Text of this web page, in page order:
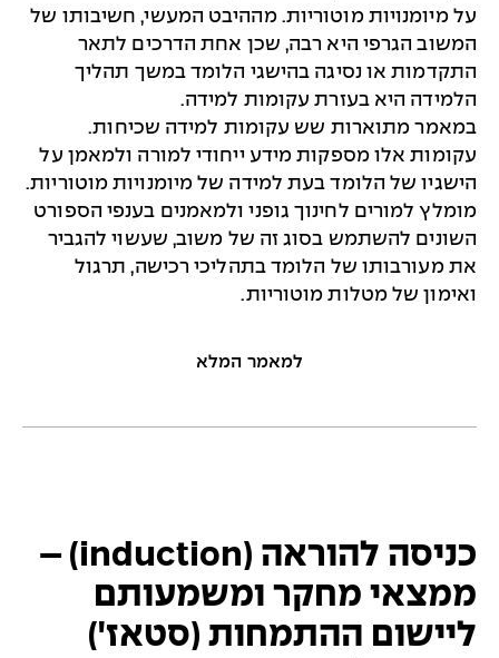
על מיומנויות מוטוריות. מההיבט המעשי, חשיבותו של
המשוב הגרפי היא רבה, שכן אחת הדרכים לתאר
התקדמות או נסיגה בהישגי הלומד במשך תהליך
הלמידה היא בעזרת עקומות למידה.
במאמר מתוארות שש עקומות למידה שכיחות.
עקומות אלו מספקות מידע ייחודי למורה ולמאמן על
הישגיו של הלומד בעת למידה של מיומנויות מוטוריות.
מומלץ למורים לחינוך גופני ולמאמנים בענפי הספורט
השונים להשתמש בסוג זה של משוב, שעשוי להגביר
את מעורבותו של הלומד בתהליכי רכישה, תרגול
ואימון של מטלות מוטוריות.
למאמר המלא
כניסה להוראה (induction) –
ממצאי מחקר ומשמעותם
ליישום ההתמחות (סטאז')